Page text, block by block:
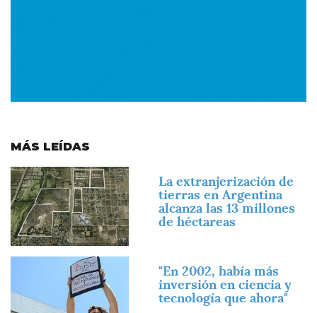
MÁS LEÍDAS
Imagen
La extranjerización de
tierras en Argentina
alcanza las 13 millones
de héctareas
"En 2002, había más
inversión en ciencia y
tecnología que ahora"